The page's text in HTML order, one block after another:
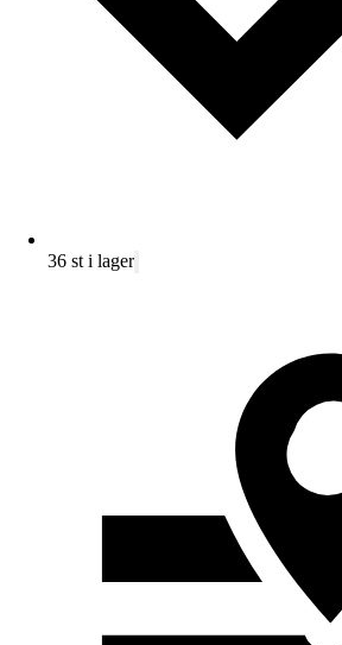
36 st i lager